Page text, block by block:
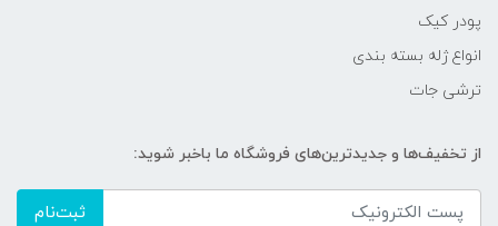
پودر کیک
انواع ژله بسته بندی
ترشی جات
از تخفیف‌ها و جدیدترین‌های فروشگاه ما باخبر شوید:
ثبت‌نام